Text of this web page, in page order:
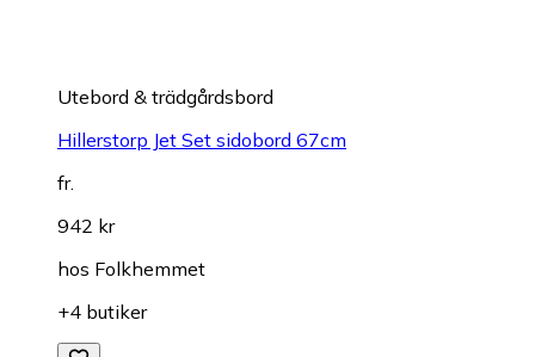
Utebord & trädgårdsbord
Hillerstorp Jet Set sidobord 67cm
fr.
942 kr
hos Folkhemmet
+4 butiker